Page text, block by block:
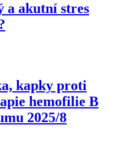
a akutní stres
kapky proti
hemofilie B
2025/8